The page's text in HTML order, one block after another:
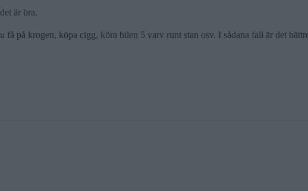
är bra.
få på krogen, köpa cigg, köra bilen 5 varv runt stan osv. I sådana fall är det